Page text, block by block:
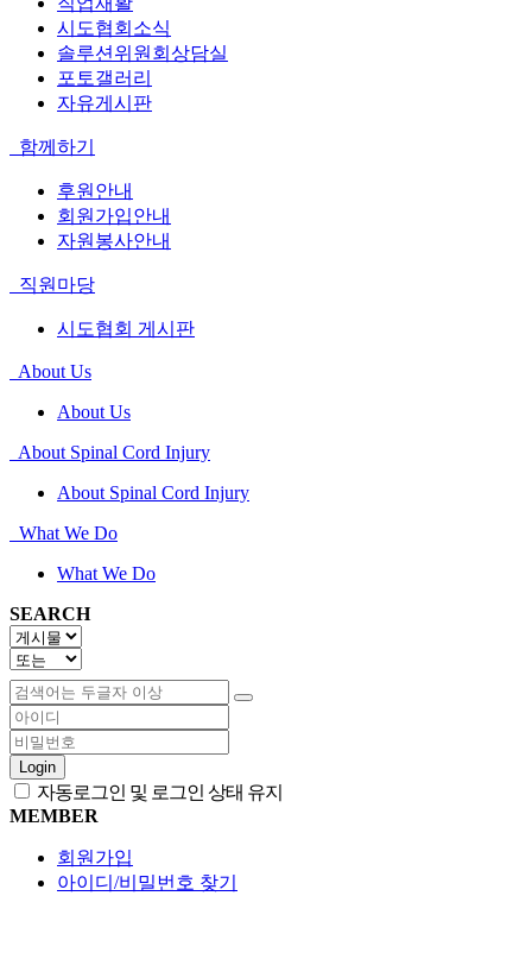
시도협회소식
솔루션위원회상담실
포토갤러리
자유게시판
함께하기
후원안내
회원가입안내
자원봉사안내
직원마당
시도협회 게시판
About Us
About Us
About Spinal Cord Injury
About Spinal Cord Injury
What We Do
What We Do
SEARCH
Login
자동로그인 및 로그인 상태 유지
MEMBER
회원가입
아이디/비밀번호 찾기